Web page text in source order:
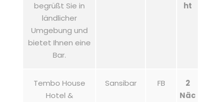
begrüßt Sie in
ländlicher
Umgebung und
bietet Ihnen eine
Bar.
ht
Tembo House
Hotel &
Sansibar FB
2
Näc